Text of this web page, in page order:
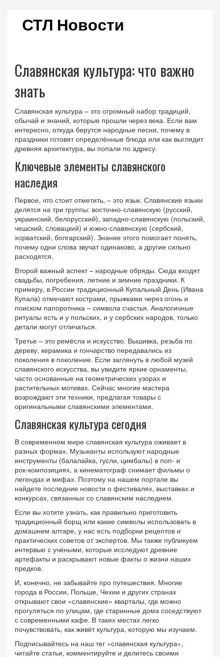
СТЛ Новости
Славянская культура: что важно
знать
Славянская культура – это огромный набор традиций,
обычай и знаний, которые прошли через века. Если вам
интересно, откуда берутся народные песни, почему в
праздники готовят определённые блюда или как выглядит
древняя архитектура, вы попали по адресу.
Ключевые элементы славянского
наследия
Первое, что стоит отметить, – это язык. Славянские языки
делятся на три группы: восточно‑славянскую (русский,
украинский, белорусский), западно‑славянскую (польский,
чешский, словацкий) и южно‑славянскую (сербский,
хорватский, болгарский). Знание этого помогает понять,
почему одни слова звучат одинаково, а другие сильно
расходятся.
Второй важный аспект – народные обряды. Сюда входят
свадьбы, погребения, летние и зимние праздники. К
примеру, в России традиционный Купальный День (Ивана
Купала) отмечают кострами, прыжками через огонь и
поиском папоротника – символа счастья. Аналогичные
ритуалы есть и у польских, и у сербских народов, только
детали могут отличаться.
Третье – это ремёсла и искусство. Вышивка, резьба по
дереву, керамика и гончарство передавались из
поколения в поколение. Если заглянуть в любой музей
славянского искусства, вы увидите яркие орнаменты,
часто основанные на геометрических узорах и
растительных мотивах. Сейчас многие мастера
возрождают эти техники, предлагая товары с
оригинальными славянскими элементами.
Славянская культура сегодня
В современном мире славянская культура оживает в
разных формах. Музыканты используют народные
инструменты (балалайка, гусли, цимбалы) в поп‑ и
рок‑композициях, а кинематограф снимает фильмы о
легендах и мифах. Поэтому на нашем портале вы
найдете последние новости о фестивалях, выставках и
конкурсах, связанных со славянским наследием.
Если вы хотите узнать, как правильно приготовить
традиционный борщ или какие символы использовать в
домашнем алтаре, у нас есть подборки рецептов и
практических советов от экспертов. Мы также публикуем
интервью с учёными, которые исследуют древние
артефакты и раскрывают новые факты о жизни наших
предков.
И, конечно, не забывайте про путешествия. Многие
города в России, Польше, Чехии и других странах
открывают свои «славянские» кварталы, где можно
прогуляться по улицам, где старинные дома соседствуют
с современными кафе. В таких местах легко
почувствовать, как живёт культура, которую мы изучаем.
Подписывайтесь на наш тег «славянская культура»,
читайте статьи, комментируйте и делитесь своими